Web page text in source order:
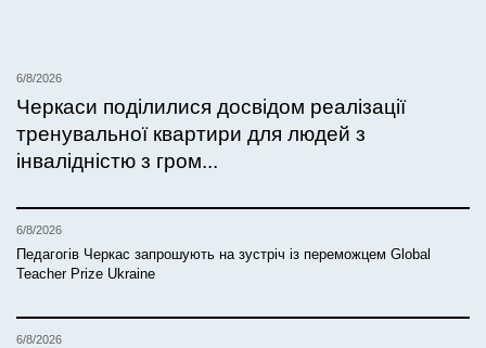
6/8/2026
Черкаси поділилися досвідом реалізації
тренувальної квартири для людей з
інвалідністю з гром...
6/8/2026
Педагогів Черкас запрошують на зустріч із переможцем Global
Teacher Prize Ukraine
6/8/2026